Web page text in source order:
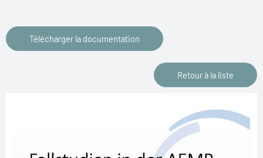
Télécharger la documentation
Retour à la liste